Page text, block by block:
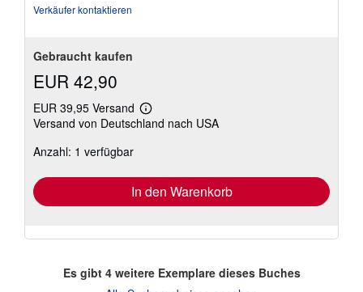
Verkäufer kontaktieren
Gebraucht kaufen
EUR 42,90
EUR 39,95 Versand
Weitere
Informationen
Versand von Deutschland nach USA
Anzahl: 1 verfügbar
In den Warenkorb
Es gibt 4weitere Exemplare dieses Buches